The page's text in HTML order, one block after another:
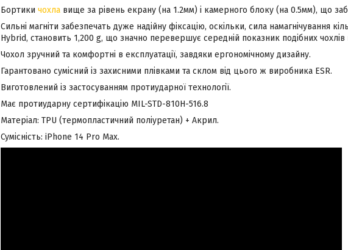
Бортики чохла вище за рівень екрану (на 1.2мм) і камерного блоку (на 0.5мм), що
Сильні магніти забезпечать дуже надійну фіксацію, оскільки, сила намагнічування
Hybrid, становить 1,200 g, що значно перевершує середній показник подібних
Чохол зручний та комфортні в експлуатації, завдяки ергономічному дизайну.
Гарантовано сумісний із захисними плівками та склом від цього ж виробника ESR.
Виготовлений із застосуванням протиударної технології.
Має протиударну сертифікацію MIL-STD-810H-516.8
Матеріал: TPU (термопластичний поліуретан) + Акрил.
Сумісність: iPhone 14 Pro Max.